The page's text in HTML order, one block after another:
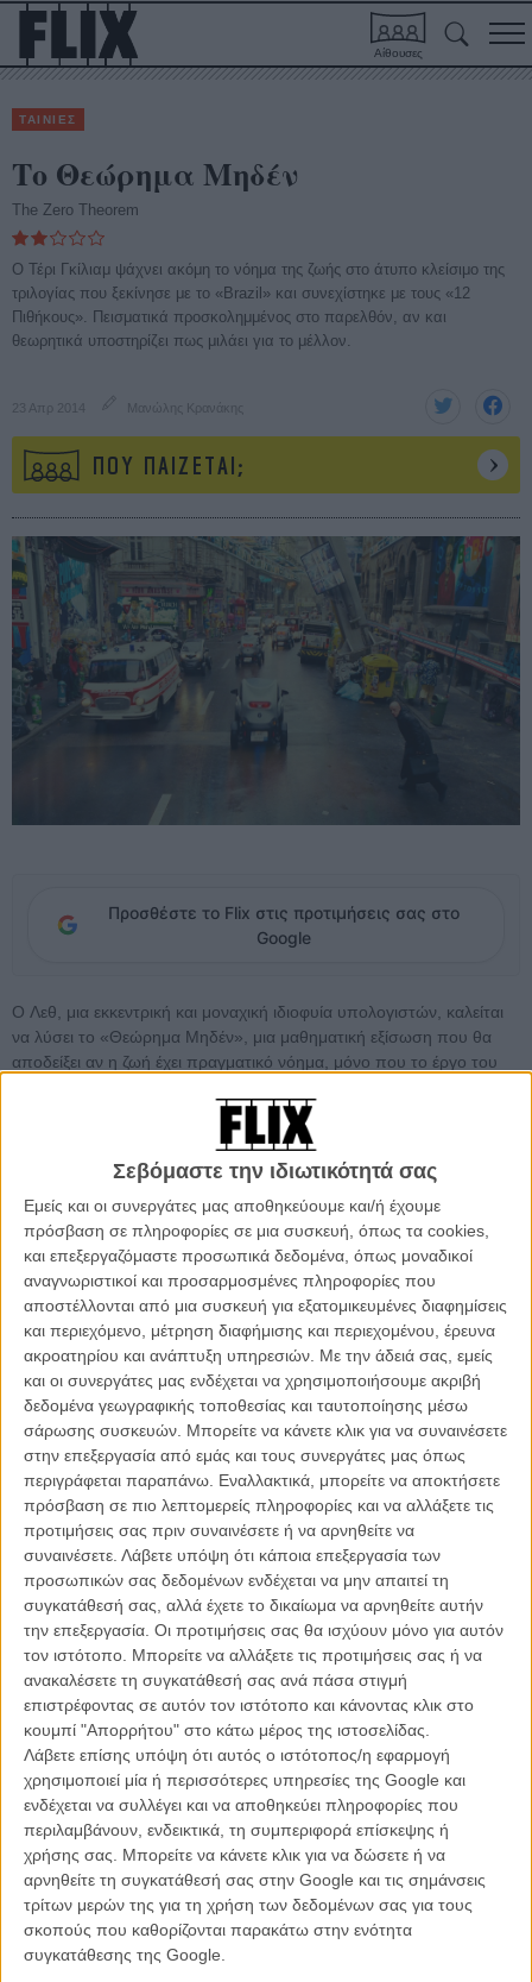
Σεβόμαστε την ιδιωτικότητά σας
Εμείς και οι συνεργάτες μας αποθηκεύουμε και/ή έχουμε
πρόσβαση σε πληροφορίες σε μια συσκευή, όπως τα cookies,
και επεξεργαζόμαστε προσωπικά δεδομένα, όπως μοναδικοί
αναγνωριστικοί και προσαρμοσμένες πληροφορίες που
αποστέλλονται από μια συσκευή για εξατομικευμένες διαφημίσεις
και περιεχόμενο, μέτρηση διαφήμισης και περιεχομένου, έρευνα
ακροατηρίου και ανάπτυξη υπηρεσιών. Με την άδειά σας, εμείς
και οι συνεργάτες μας ενδέχεται να χρησιμοποιήσουμε ακριβή
δεδομένα γεωγραφικής τοποθεσίας και ταυτοποίησης μέσω
σάρωσης συσκευών. Μπορείτε να κάνετε κλικ για να συναινέσετε
στην επεξεργασία από εμάς και τους συνεργάτες μας όπως
περιγράφεται παραπάνω. Εναλλακτικά, μπορείτε να αποκτήσετε
πρόσβαση σε πιο λεπτομερείς πληροφορίες και να αλλάξετε τις
προτιμήσεις σας πριν συναινέσετε ή να αρνηθείτε να
συναινέσετε. Λάβετε υπόψη ότι κάποια επεξεργασία των
προσωπικών σας δεδομένων ενδέχεται να μην απαιτεί τη
συγκατάθεσή σας, αλλά έχετε το δικαίωμα να αρνηθείτε αυτήν
την επεξεργασία. Οι προτιμήσεις σας θα ισχύουν μόνο για αυτόν
τον ιστότοπο. Μπορείτε να αλλάξετε τις προτιμήσεις σας ή να
ανακαλέσετε τη συγκατάθεσή σας ανά πάσα στιγμή
επιστρέφοντας σε αυτόν τον ιστότοπο και κάνοντας κλικ στο
κουμπί "Απορρήτου" στο κάτω μέρος της ιστοσελίδας.
Λάβετε επίσης υπόψη ότι αυτός ο ιστότοπος/η εφαρμογή
χρησιμοποιεί μία ή περισσότερες υπηρεσίες της Google και
ενδέχεται να συλλέγει και να αποθηκεύει πληροφορίες που
περιλαμβάνουν, ενδεικτικά, τη συμπεριφορά επίσκεψης ή
χρήσης σας. Μπορείτε να κάνετε κλικ για να δώσετε ή να
αρνηθείτε τη συγκατάθεσή σας στην Google και τις σημάνσεις
τρίτων μερών της για τη χρήση των δεδομένων σας για τους
σκοπούς που καθορίζονται παρακάτω στην ενότητα
συγκατάθεσης της Google.
Αίθουσες
ΤΑΙΝΙΕΣ
Το Θεώρημα Μηδέν
The Zero Theorem
Ο Τέρι Γκίλιαμ ψάχνει ακόμη το νόημα της ζωής στο άτυπο κλείσιμο της
τριλογίας που ξεκίνησε με το «Brazil» και συνεχίστηκε με τους «12
Πιθήκους». Πεισματικά προσκολημμένος στο παρελθόν, αν και
θεωρητικά υποστηρίζει πως μιλάει για το μέλλον.
23 Απρ 2014 Μανώλης Κρανάκης
ΠΟΥ ΠΑΙΖΕΤΑΙ;
Προσθέστε το Flix στις προτιμήσεις σας στο
Google
O Λεθ, μια εκκεντρική και μοναχική ιδιοφυία υπολογιστών, καλείται
να λύσει το «Θεώρημα Μηδέν», μια μαθηματική εξίσωση που θα
αποδείξει αν η ζωή έχει πραγματικό νόημα, μόνο που το έργο του
ανθρώπων που τον περιτριγυρίζουν, τον ελέγχουν, ή προσπαθούν
να τον κάνουν «καλύτερο». Και παρά τις προσπάθειές του η ουσία
της ζωής και η λύση στο θεώρημα που προσπαθεί να αποδείξει του
διαφεύγει, μέχρι την στιγμή που θα ανακαλύψει μια μυστηριώδη
δύναμη που δεν υπακούσει στους νόμους της φυσικής ή των
μαθηματικών, αυτήν της αγάπης.
Το γεγονός πως το «The Zero Theorem» είναι ελάχιστα καλύτερο
από το «The Imaginarium of Dr. Parnassus» δεν σημαίνει
πραγματικά τίποτα, ειδικά όταν το τελευταίο ήταν μια από τις
χειρότερες ταινίες της καριέρας του Τέρι Γκίλιαμ, συνέχεια μιας
δεύτερης καριέρας (ας θεωρήσουμε πως η πρώτη τέλειωσε κάπου
στο «12 Monkeys») με ταινίες που διασχίζουν την απόσταση από
το «τρικυμία εν κρανίω» μέχρι το γκροτέσκο, διαμέσου φτηνών
ειδικών εφέ, πολύχρωμων κοστουμιών και παλιομοδίτικων
φιλοσοφικών αναζητήσεων για τη ζωή, το θάνατο και όλα τα
ενδιάμεσα.
To «The Zero Theorem» θα ήθελε να είναι το κλείσιμο μιας
τριλογίας που ξεκίνησε με το «Brazil» και το «12 Monkeys», αλλά
στην πραγματικότητα είναι μια ταινία που θα έπρεπε να είχε γυριστεί
πριν από αυτές, αφού η βασική της τοποθέτηση πάνω σε ένα
virtual κόσμο είναι τόσο μα τόσο old -fashioned (βλ. 90s) που
πραγματικά νιώθεις απορία όταν είσαι αναγκασμένος να βλέπεις
ξανά και ξανά σκηνές virtual σεξ και ενδοεπικοινωνίας σαν μια
κριτική πάνω στο αιώνιο «οι άνθρωποι έχουν ξεχάσει τον τρόπο να
επικοινωνούν».
Αυτός που έχει ξεχάσει να επικοινωνεί με τον κάποτε δαιμόνιο,
πειραγμένο και αφασικά μεγαλειώδη εαυτό του είναι ο Γκίλιαμ που
με σαφή έλλειψη χρημάτων φτιάχνει ένα σύμπαν επιστημονικής
φαντασίας που θα ήθελε να θυμίζει κόμικ, αλλά στην
πραγματικότητα μοιάζει να είναι φτιαγμένο από ερασιτέχνες σε
κάποιο trial software για αρχάριους.